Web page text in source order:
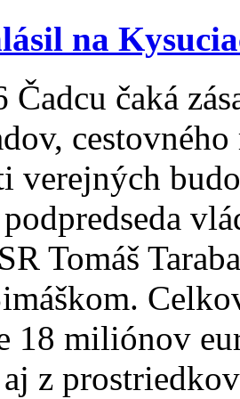
na
Čadcu čaká
verejných
Tomáš
18 miliónov
z